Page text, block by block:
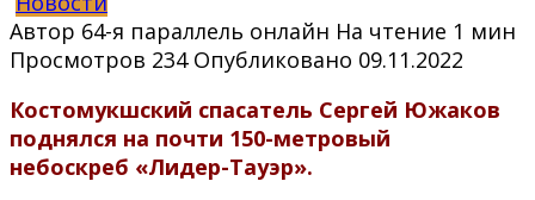
Автор 64-я параллель онлайн На чтение 1 мин
Просмотров 234 Опубликовано 09.11.2022
Костомукшский спасатель Сергей Южаков
поднялся на почти 150-метровый
небоскреб «Лидер-Тауэр».